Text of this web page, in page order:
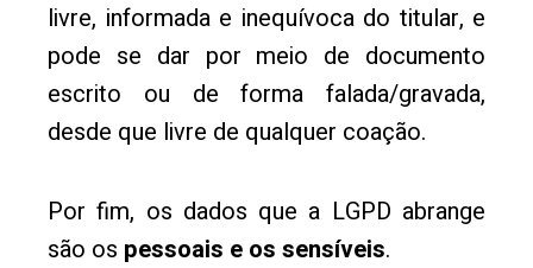
livre, informada e inequívoca do titular, e
pode se dar por meio de documento
escrito ou de forma falada/gravada,
desde que livre de qualquer coação.
Por fim, os dados que a LGPD abrange
são os pessoais e os sensíveis.